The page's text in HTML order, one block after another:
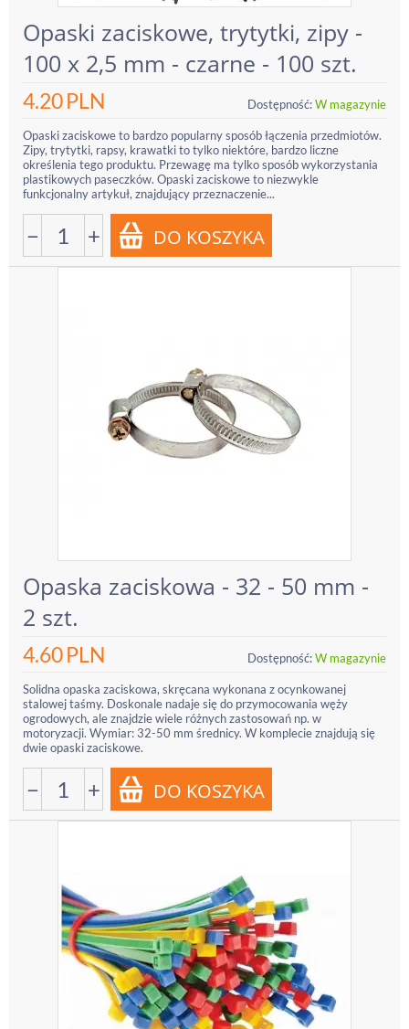
Opaski zaciskowe, trytytki, zipy -
100 x 2,5 mm - czarne - 100 szt.
4.20PLN Dostępność:W magazynie
Opaski zaciskowe to bardzo popularny sposób łączenia przedmiotów.
Zipy, trytytki, rapsy, krawatki to tylko niektóre, bardzo liczne
określenia tego produktu. Przewagę ma tylko sposób wykorzystania
plastikowych paseczków. Opaski zaciskowe to niezwykle
funkcjonalny artykuł, znajdujący przeznaczenie...
− +
Opaska zaciskowa - 32 - 50 mm -
2 szt.
4.60PLN Dostępność:W magazynie
Solidna opaska zaciskowa, skręcana wykonana z ocynkowanej
stalowej taśmy. Doskonale nadaje się do przymocowania węży
ogrodowych, ale znajdzie wiele różnych zastosowań np. w
motoryzacji. Wymiar: 32-50 mm średnicy. W komplecie znajdują się
dwie opaski zaciskowe.
− +